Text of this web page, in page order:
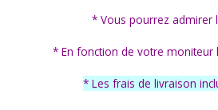
* Vous pourrez admirer
* En fonction de votre moniteur
* Les frais de livraison